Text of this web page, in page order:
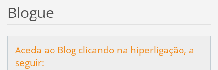
Blogue
Aceda ao Blog clicando na hiperligação, a
seguir: